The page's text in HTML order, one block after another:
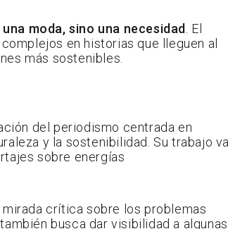
moda, sino una necesidad. El
en historias que lleguen al
más sostenibles.
del periodismo centrada en
y la sostenibilidad. Su trabajo
sobre energías
crítica sobre los problemas
busca dar visibilidad a algunas